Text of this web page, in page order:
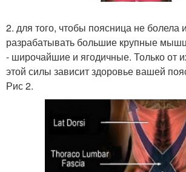
2. для того, чтобы поясница не болела
разрабатывать большие крупные
- широчайшие и ягодичные. Только от
этой силы зависит здоровье вашей
Рис 2.